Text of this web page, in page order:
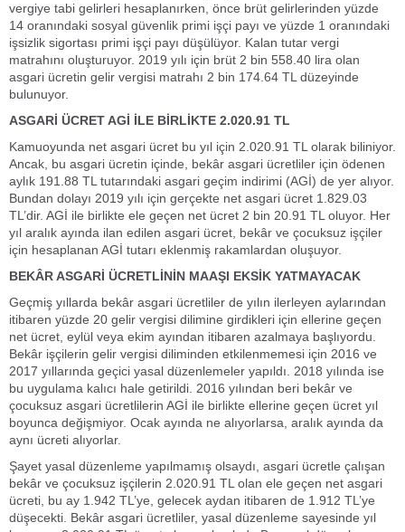
vergiye tabi gelirleri hesaplanırken, önce brüt gelirlerinden yüzde
14 oranındaki sosyal güvenlik primi işçi payı ve yüzde 1 oranındaki
işsizlik sigortası primi işçi payı düşülüyor. Kalan tutar vergi
matrahını oluşturuyor. 2019 yılı için brüt 2 bin 558.40 lira olan
asgari ücretin gelir vergisi matrahı 2 bin 174.64 TL düzeyinde
bulunuyor.
ASGARİ ÜCRET AGİ İLE BİRLİKTE 2.020.91 TL
Kamuoyunda net asgari ücret bu yıl için 2.020.91 TL olarak biliniyor.
Ancak, bu asgari ücretin içinde, bekâr asgari ücretliler için ödenen
aylık 191.88 TL tutarındaki asgari geçim indirimi (AGİ) de yer alıyor.
Bundan dolayı 2019 yılı için gerçekte net asgari ücret 1.829.03
TL’dir. AGİ ile birlikte ele geçen net ücret 2 bin 20.91 TL oluyor. Her
yıl aralık ayında ilan edilen asgari ücret, bekâr ve çocuksuz işçiler
için hesaplanan AGİ tutarı eklenmiş rakamlardan oluşuyor.
BEKÂR ASGARİ ÜCRETLİNİN MAAŞI EKSİK YATMAYACAK
Geçmiş yıllarda bekâr asgari ücretliler de yılın ilerleyen aylarından
itibaren yüzde 20 gelir vergisi dilimine girdikleri için ellerine geçen
net ücret, eylül veya ekim ayından itibaren azalmaya başlıyordu.
Bekâr işçilerin gelir vergisi diliminden etkilenmemesi için 2016 ve
2017 yıllarında geçici yasal düzenlemeler yapıldı. 2018 yılında ise
bu uygulama kalıcı hale getirildi. 2016 yılından beri bekâr ve
çocuksuz asgari ücretlilerin AGİ ile birlikte ellerine geçen ücret yıl
boyunca değişmiyor. Ocak ayında ne alıyorlarsa, aralık ayında da
aynı ücreti alıyorlar.
Şayet yasal düzenleme yapılmamış olsaydı, asgari ücretle çalışan
bekâr ve çocuksuz işçilerin 2.020.91 TL olan ele geçen net asgari
ücreti, bu ay 1.942 TL’ye, gelecek aydan itibaren de 1.912 TL’ye
düşecekti. Bekâr asgari ücretliler, yasal düzenleme sayesinde yıl